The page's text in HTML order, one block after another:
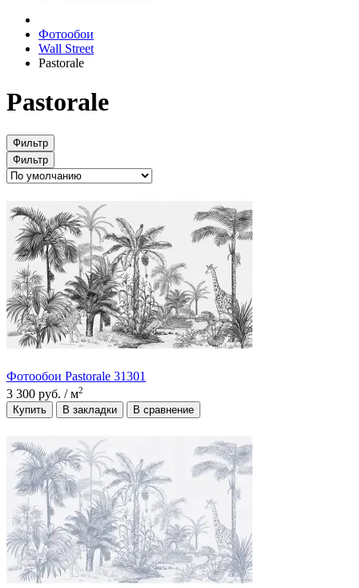
Фотообои
Wall Street
Pastorale
Pastorale
Фильтр
Фильтр
Фотообои Pastorale 31301
3 300 руб. / м2
Купить В закладки В сравнение